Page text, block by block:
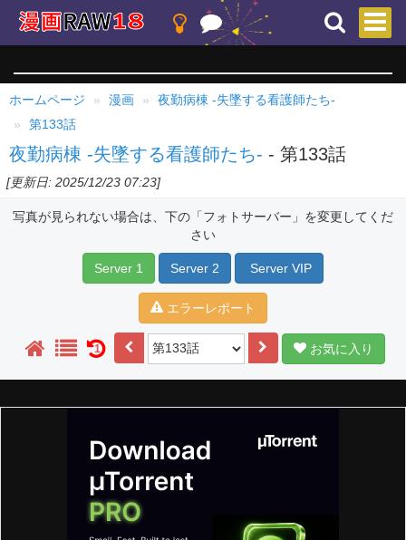
ホームページ 漫画
夜勤病棟 -失墜する看護師たち-
第133話
夜勤病棟 -失墜する看護師たち- - 第133話
[更新日: 2025/12/23 07:23]
写真が見られない場合は、下の「フォトサーバー」を変更してくだ
さい
Server 1 Server 2 Server VIP
エラーレポート
1 お気に入り